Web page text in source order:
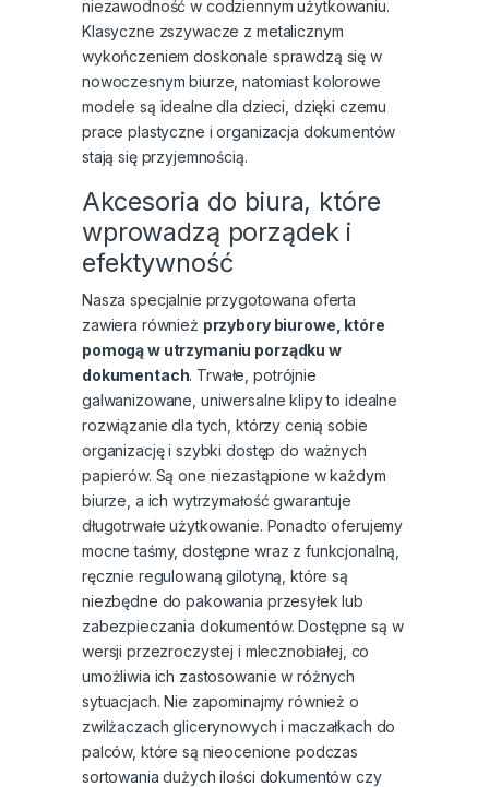
niezawodność w codziennym użytkowaniu.
Klasyczne zszywacze z metalicznym
wykończeniem doskonale sprawdzą się w
nowoczesnym biurze, natomiast kolorowe
modele są idealne dla dzieci, dzięki czemu
prace plastyczne i organizacja dokumentów
stają się przyjemnością.
Akcesoria do biura, które
wprowadzą porządek i
efektywność
Nasza specjalnie przygotowana oferta
zawiera również przybory biurowe, które
pomogą w utrzymaniu porządku w
dokumentach. Trwałe, potrójnie
galwanizowane, uniwersalne klipy to idealne
rozwiązanie dla tych, którzy cenią sobie
organizację i szybki dostęp do ważnych
papierów. Są one niezastąpione w każdym
biurze, a ich wytrzymałość gwarantuje
długotrwałe użytkowanie. Ponadto oferujemy
mocne taśmy, dostępne wraz z funkcjonalną,
ręcznie regulowaną gilotyną, które są
niezbędne do pakowania przesyłek lub
zabezpieczania dokumentów. Dostępne są w
wersji przezroczystej i mlecznobiałej, co
umożliwia ich zastosowanie w różnych
sytuacjach. Nie zapominajmy również o
zwilżaczach glicerynowych i maczałkach do
palców, które są nieocenione podczas
sortowania dużych ilości dokumentów czy